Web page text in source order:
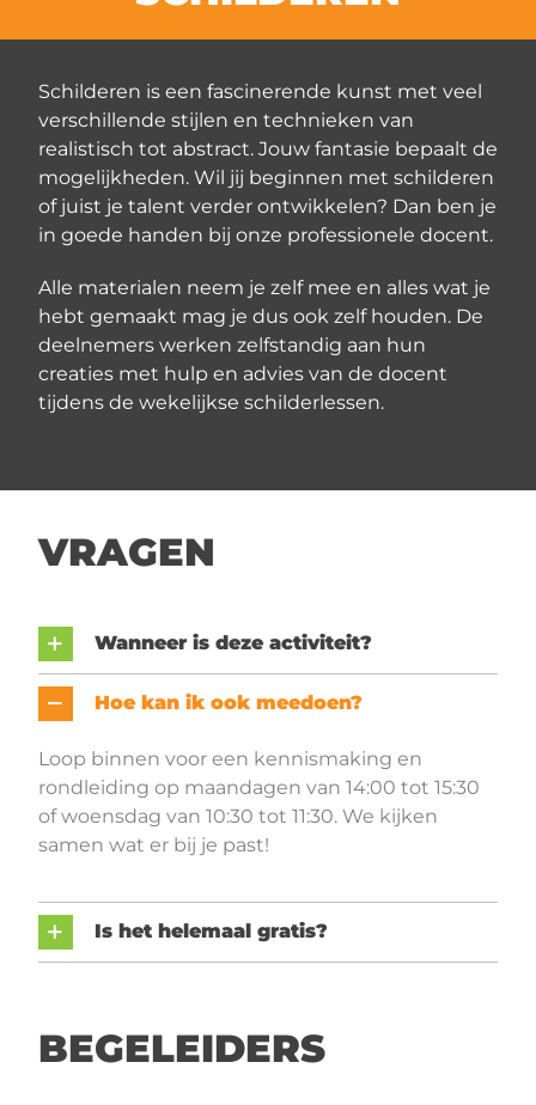
Schilderen is een fascinerende kunst met veel
verschillende stijlen en technieken van
realistisch tot abstract. Jouw fantasie bepaalt de
mogelijkheden. Wil jij beginnen met schilderen
of juist je talent verder ontwikkelen? Dan ben je
in goede handen bij onze professionele docent.
Alle materialen neem je zelf mee en alles wat je
hebt gemaakt mag je dus ook zelf houden. De
deelnemers werken zelfstandig aan hun
creaties met hulp en advies van de docent
tijdens de wekelijkse schilderlessen.
VRAGEN
Wanneer is deze activiteit?
Hoe kan ik ook meedoen?
Loop binnen voor een kennismaking en
rondleiding op maandagen van 14:00 tot 15:30
of woensdag van 10:30 tot 11:30. We kijken
samen wat er bij je past!
Is het helemaal gratis?
BEGELEIDERS